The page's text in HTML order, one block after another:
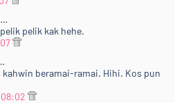
pelik kak hehe.
beramai-ramai. Hihi. Kos pun